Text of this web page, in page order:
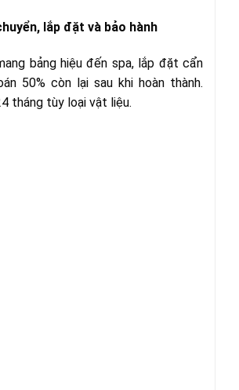
lắp đặt và bảo hành
bảng hiệu đến spa, lắp đặt cẩn
50% còn lại sau khi hoàn thành.
tháng tùy loại vật liệu.